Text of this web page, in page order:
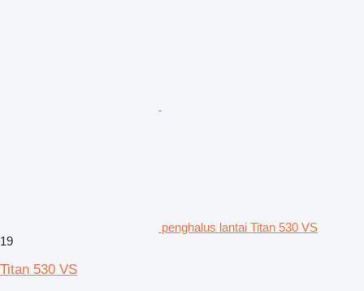
penghalus lantai Titan 530 VS
19
Titan 530 VS